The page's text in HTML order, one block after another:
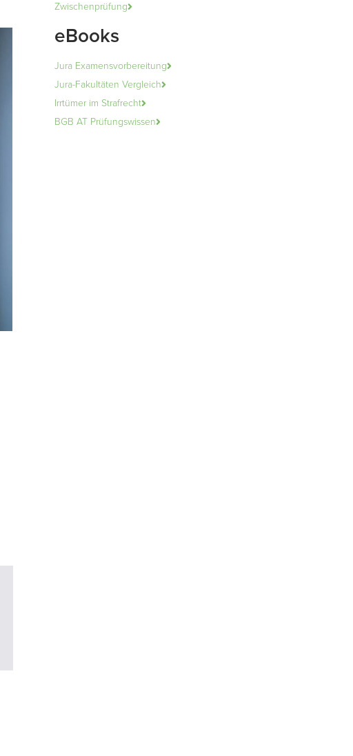
Zwischenprüfung
eBooks
Jura Examensvorbereitung
Jura-Fakultäten Vergleich
Irrtümer im Strafrecht
BGB AT Prüfungswissen